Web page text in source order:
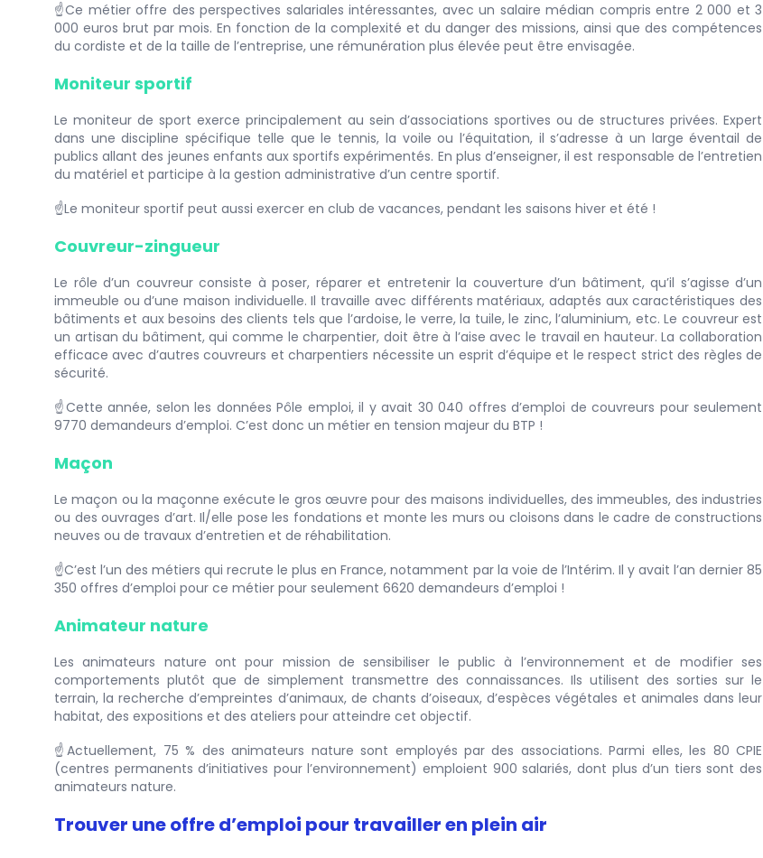
☝️Ce métier offre des perspectives salariales intéressantes, avec un salaire médian compris entre 2 000 et 3
000 euros brut par mois. En fonction de la complexité et du danger des missions, ainsi que des compétences
du cordiste et de la taille de l’entreprise, une rémunération plus élevée peut être envisagée.
Moniteur sportif
Le moniteur de sport exerce principalement au sein d’associations sportives ou de structures privées. Expert
dans une discipline spécifique telle que le tennis, la voile ou l’équitation, il s’adresse à un large éventail de
publics allant des jeunes enfants aux sportifs expérimentés. En plus d’enseigner, il est responsable de l’entretien
du matériel et participe à la gestion administrative d’un centre sportif.
☝️Le moniteur sportif peut aussi exercer en club de vacances, pendant les saisons hiver et été !
Couvreur-zingueur
Le rôle d’un couvreur consiste à poser, réparer et entretenir la couverture d’un bâtiment, qu’il s’agisse d’un
immeuble ou d’une maison individuelle. Il travaille avec différents matériaux, adaptés aux caractéristiques des
bâtiments et aux besoins des clients tels que l’ardoise, le verre, la tuile, le zinc, l’aluminium, etc. Le couvreur est
un artisan du bâtiment, qui comme le charpentier, doit être à l’aise avec le travail en hauteur. La collaboration
efficace avec d’autres couvreurs et charpentiers nécessite un esprit d’équipe et le respect strict des règles de
sécurité.
☝️Cette année, selon les données Pôle emploi, il y avait 30 040 offres d’emploi de couvreurs pour seulement
9770 demandeurs d’emploi. C’est donc un métier en tension majeur du BTP !
Maçon
Le maçon ou la maçonne exécute le gros œuvre pour des maisons individuelles, des immeubles, des industries
ou des ouvrages d’art. Il/elle pose les fondations et monte les murs ou cloisons dans le cadre de constructions
neuves ou de travaux d’entretien et de réhabilitation.
☝️C’est l’un des métiers qui recrute le plus en France, notamment par la voie de l’Intérim. Il y avait l’an dernier 85
350 offres d’emploi pour ce métier pour seulement 6620 demandeurs d’emploi !
Animateur nature
Les animateurs nature ont pour mission de sensibiliser le public à l’environnement et de modifier ses
comportements plutôt que de simplement transmettre des connaissances. Ils utilisent des sorties sur le
terrain, la recherche d’empreintes d’animaux, de chants d’oiseaux, d’espèces végétales et animales dans leur
habitat, des expositions et des ateliers pour atteindre cet objectif.
☝️Actuellement, 75 % des animateurs nature sont employés par des associations. Parmi elles, les 80 CPIE
(centres permanents d’initiatives pour l’environnement) emploient 900 salariés, dont plus d’un tiers sont des
animateurs nature.
Trouver une offre d’emploi pour travailler en plein air